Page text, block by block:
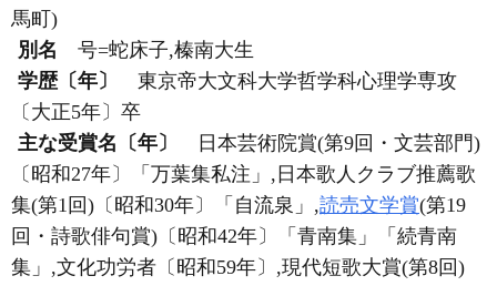
馬町)
別名
号=蛇床子,榛南大生
学歴〔年〕
東京帝大文科大学哲学科心理学専攻
〔大正5年〕卒
主な受賞名〔年〕
日本芸術院賞(第9回・文芸部門)
〔昭和27年〕「万葉集私注」,日本歌人クラブ推薦歌
集(第1回)〔昭和30年〕「自流泉」,読売文学賞(第19
回・詩歌俳句賞)〔昭和42年〕「青南集」「続青南
集」,文化功労者〔昭和59年〕,現代短歌大賞(第8回)